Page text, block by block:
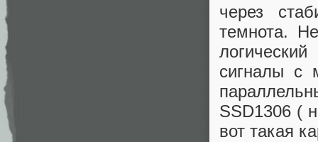
через
темнота.
сигналы с
SSD1306 (
вот такая